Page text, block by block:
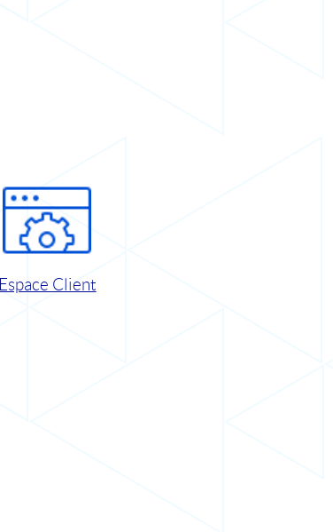
Espace Client